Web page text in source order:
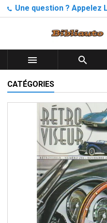
Une question ? Appelez
 
CATÉGORIES